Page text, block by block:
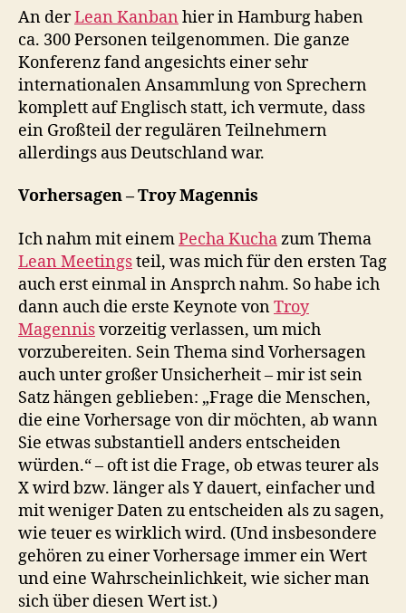
An derLean Kanban hier in Hamburg haben
ca. 300 Personen teilgenommen. Die ganze
Konferenz fand angesichts einer sehr
internationalen Ansammlung von Sprechern
komplett auf Englisch statt, ich vermute, dass
ein Großteil der regulären Teilnehmern
allerdings aus Deutschland war.
Vorhersagen – Troy Magennis
Ich nahm mit einemPecha Kuchazum Thema
Lean Meetingsteil, was mich für den ersten Tag
auch erst einmal in Ansprch nahm. So habe ich
dann auch die erste Keynote vonTroy
Magennisvorzeitig verlassen, um mich
vorzubereiten. Sein Thema sind Vorhersagen
auch unter großer Unsicherheit – mir ist sein
Satz hängen geblieben: „Frage die Menschen,
die eine Vorhersage von dir möchten, ab wann
Sie etwas substantiell anders entscheiden
würden.“ – oft ist die Frage, ob etwas teurer als
X wird bzw. länger als Y dauert, einfacher und
mit weniger Daten zu entscheiden als zu sagen,
wie teuer es wirklich wird. (Und insbesondere
gehören zu einer Vorhersage immer ein Wert
und eine Wahrscheinlichkeit, wie sicher man
sich über diesen Wert ist.)